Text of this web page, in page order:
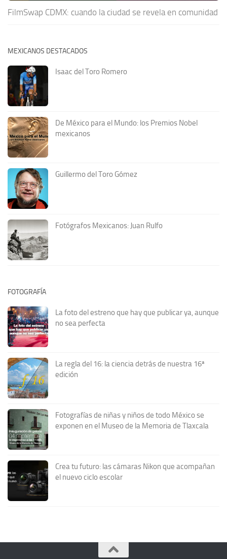
FilmSwap CDMX: cuando la ciudad se revela en comunidad
MEXICANOS DESTACADOS
Isaac del Toro Romero
De México para el Mundo: los Premios Nobel
mexicanos
Guillermo del Toro Gómez
Fotógrafos Mexicanos: Juan Rulfo
FOTOGRAFÍA
La foto del estreno que hay que publicar ya, aunque
no sea perfecta
La regla del 16: la ciencia detrás de nuestra 16ª
edición
Fotografías de niñas y niños de todo México se
exponen en el Museo de la Memoria de Tlaxcala
Crea tu futuro: las cámaras Nikon que acompañan
el nuevo ciclo escolar